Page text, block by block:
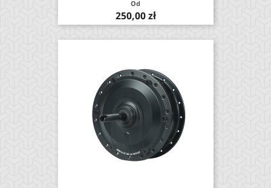
Od
Cena
250,00 zł